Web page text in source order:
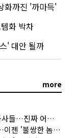
화까진 '까마득'
화 박차
' 대안 될까
more
"어렵다"며 가격 올린 식품사들…진짜 어려운 거 맞아?
'나쁜 놈'이라던 대형마트…이젠 '불쌍한 놈' 됐다